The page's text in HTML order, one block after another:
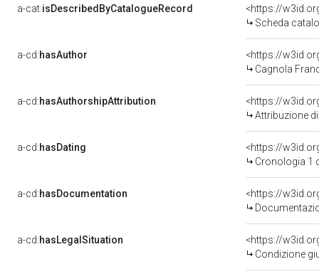
a-cat:isDescribedByCatalogueRecord
<https://
Scheda
a-cd:hasAuthor
<https://
Cagnola
a-cd:hasAuthorshipAttribution
<https://
Attribuzione
a-cd:hasDating
<https://
Cronologia 1
a-cd:hasDocumentation
a-cd:hasLegalSituation
Condizione